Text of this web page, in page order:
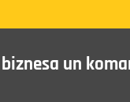
un